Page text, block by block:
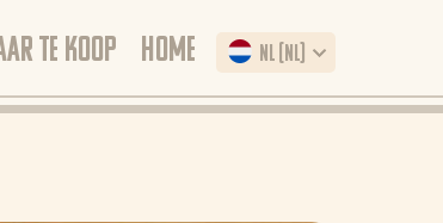
TE KOOP HOME NL (NL)